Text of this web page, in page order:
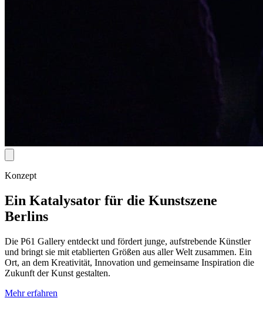
Konzept
Ein Katalysator für die Kunstszene
Berlins
Die P61 Gallery entdeckt und fördert junge, aufstrebende Künstler
und bringt sie mit etablierten Größen aus aller Welt zusammen. Ein
Ort, an dem Kreativität, Innovation und gemeinsame Inspiration die
Zukunft der Kunst gestalten.
Mehr erfahren